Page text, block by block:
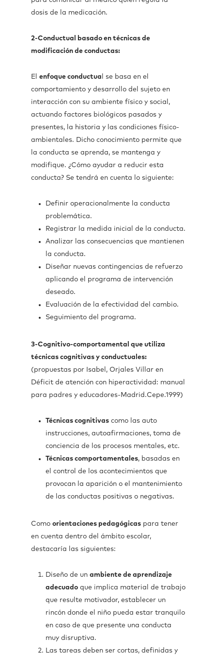
dosis de la medicación.
2-Conductual basado en técnicas de
modificación de conductas:
El enfoque conductua l se basa en el
comportamiento y desarrollo del sujeto en
interacción con su ambiente físico y social,
actuando factores biológicos pasados y
presentes, la historia y las condiciones físico-
ambientales. Dicho conocimiento permite que
la conducta se aprenda, se mantenga y
modifique. ¿Cómo ayudar a reducir esta
conducta? Se tendrá en cuenta lo siguiente:
Definir operacionalmente la conducta
problemática.
Registrar la medida inicial de la conducta.
Analizar las consecuencias que mantienen
la conducta.
Diseñar nuevas contingencias de refuerzo
aplicando el programa de intervención
deseado.
Evaluación de la efectividad del cambio.
Seguimiento del programa.
3-Cognitivo-comportamental que utiliza
técnicas cognitivas y conductuales:
(propuestas por Isabel, Orjales Villar en
Déficit de atención con hiperactividad: manual
para padres y educadores-Madrid.Cepe.1999)
Técnicas cognitivas como las auto
instrucciones, autoafirmaciones, toma de
conciencia de los procesos mentales, etc.
Técnicas comportamentales, basadas en
el control de los acontecimientos que
provocan la aparición o el mantenimiento
de las conductas positivas o negativas.
Como orientaciones pedagógicas para tener
en cuenta dentro del ámbito escolar,
destacaría las siguientes:
Diseño de un ambiente de aprendizaje
adecuado que implica material de trabajo
que resulte motivador, establecer un
rincón donde el niño pueda estar tranquilo
en caso de que presente una conducta
muy disruptiva.
Las tareas deben ser cortas, definidas y